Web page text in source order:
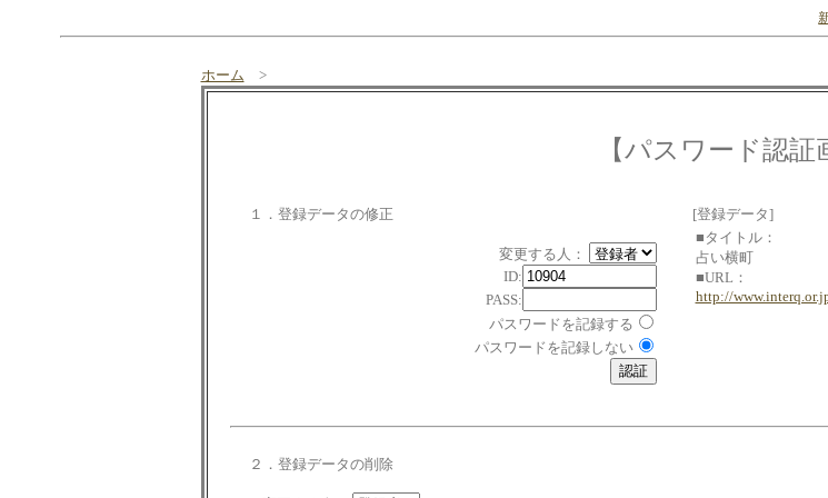
ホーム >
【パスワード認証
１．登録データの修正
変更する人：
ID:
PASS:
パスワードを記録する
パスワードを記録しない
[登録データ]
■タイトル：
占い横町
■URL：
http://
２．登録データの削除